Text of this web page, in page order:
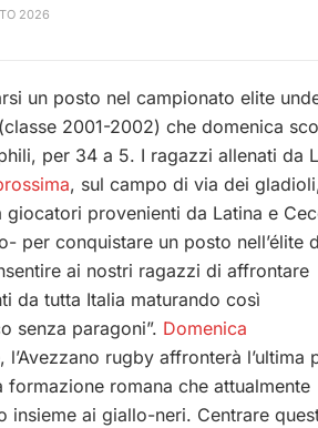
2026
un posto nel campionato elite
2001-2002) che domenica
per 34 a 5. I ragazzi allenati da
, sul campo di via dei
provenienti da Latina e
per conquistare un posto nell’élite
ai nostri ragazzi di affrontare
da tutta Italia maturando così
senza paragoni”. Domenica
l’Avezzano rugby affronterà l’ultima
romana che attualmente
insieme ai giallo-neri. Centrare